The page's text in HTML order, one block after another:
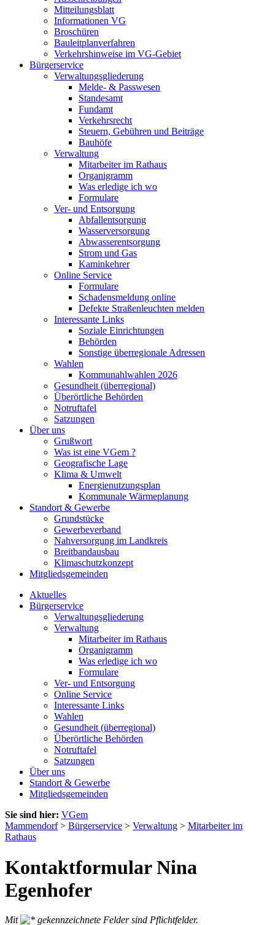
Mitteilungsblatt
Informationen VG
Broschüren
Bauleitplanverfahren
Verkehrshinweise im VG-Gebiet
Bürgerservice
Verwaltungsgliederung
Melde- & Passwesen
Standesamt
Fundamt
Verkehrsrecht
Steuern, Gebühren und Beiträge
Bauhöfe
Verwaltung
Mitarbeiter im Rathaus
Organigramm
Was erledige ich wo
Formulare
Ver- und Entsorgung
Abfallentsorgung
Wasserversorgung
Abwasserentsorgung
Strom und Gas
Kaminkehrer
Online Service
Formulare
Schadensmeldung online
Defekte Straßenleuchten melden
Interessante Links
Soziale Einrichtungen
Behörden
Sonstige überregionale Adressen
Wahlen
Kommunahlwahlen 2026
Gesundheit (überregional)
Überörtliche Behörden
Notruftafel
Satzungen
Über uns
Grußwort
Was ist eine VGem ?
Geografische Lage
Klima & Umwelt
Energienutzungsplan
Kommunale Wärmeplanung
Standort & Gewerbe
Grundstücke
Gewerbeverband
Nahversorgung im Landkreis
Breitbandausbau
Klimaschutzkonzept
Mitgliedsgemeinden
Aktuelles
Bürgerservice
Verwaltungsgliederung
Verwaltung
Mitarbeiter im Rathaus
Organigramm
Was erledige ich wo
Formulare
Ver- und Entsorgung
Online Service
Interessante Links
Wahlen
Gesundheit (überregional)
Überörtliche Behörden
Notruftafel
Satzungen
Über uns
Standort & Gewerbe
Mitgliedsgemeinden
Sie sind hier: VGem
Mammendorf> Bürgerservice > Verwaltung > Mitarbeiter im
Rathaus
Kontaktformular Nina
Egenhofer
Mit
gekennzeichnete Felder sind Pflichtfelder.